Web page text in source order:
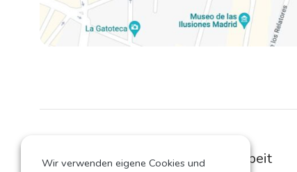
Lösungen für Remote Arbeit
Wir verwenden eigene Cookies und